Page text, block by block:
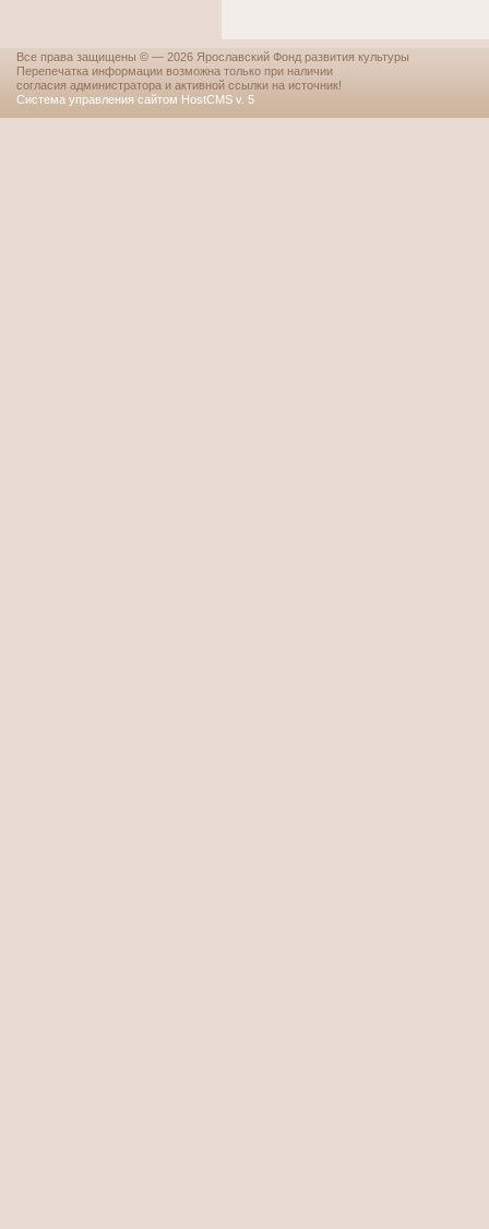
Все права защищены © — 2026 Ярославский Фонд развития культуры
Перепечатка информации возможна только при наличии
согласия администратора и активной ссылки на источник!
Система управления сайтом HostCMS v. 5